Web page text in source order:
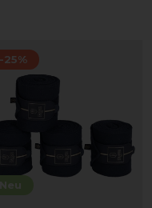
Neu
-25%